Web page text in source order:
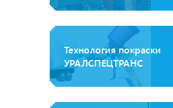
Технология покраски
УРАЛСПЕЦТРАНС